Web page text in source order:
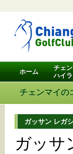
ホーム
チェ
ハイ
チェンマイの
ガッサン レガ
ガッサ